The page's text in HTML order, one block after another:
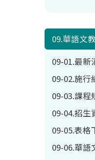
09.華語文
09-01.最新
09-02.施行
09-03.課程
09-04.招生
09-05.表格
09-06.華語